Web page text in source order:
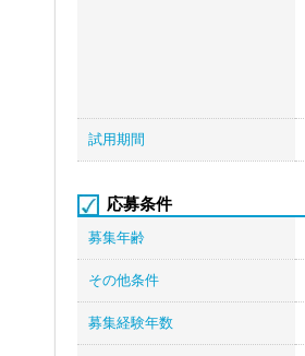
試用期間
応募条件
募集年齢
その他条件
募集経験年数